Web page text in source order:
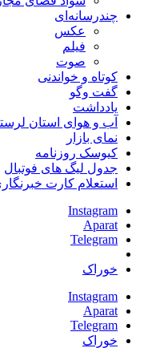
چندرسانه‌ای
عكس
فیلم
صوت
کوتاه و خواندنی
گفت وگو
یادداشت
آب و هوای استان
نمای بازار
کیوسک روزنامه
جدول لیگ های فوتبال
استعلام کارت
Instagram
Aparat
Telegram
خوراک
Instagram
Aparat
Telegram
خوراک